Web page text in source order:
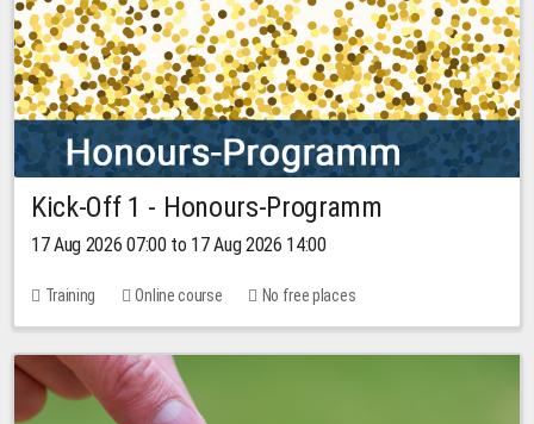
Kick-Off 1 - Honours-Programm
17 Aug 2026 07:00 to 17 Aug 2026 14:00
Training Online course No free places